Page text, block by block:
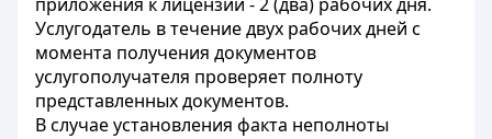
Услугодатель в течение двух рабочих дней с
момента получения документов
услугополучателя проверяет полноту
представленных документов.
В случае установления факта неполноты